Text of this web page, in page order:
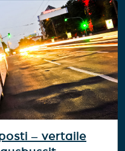
– vertaile